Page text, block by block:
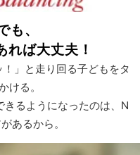
も、
ば大丈夫！
」と走り回る子どもをタ
ける。
るようになったのは、 N
あるから。